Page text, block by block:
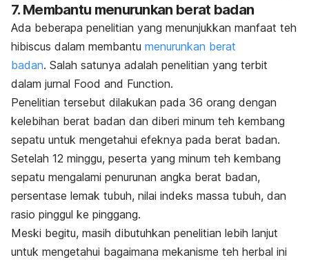
7. Membantu menurunkan berat badan
Ada beberapa penelitian yang menunjukkan manfaat teh
hibiscus dalam membantu menurunkan berat
badan. Salah satunya adalah penelitian yang terbit
dalam jurnal Food and Function.
Penelitian tersebut dilakukan pada 36 orang dengan
kelebihan berat badan dan diberi minum teh kembang
sepatu untuk mengetahui efeknya pada berat badan.
Setelah 12 minggu, peserta yang minum teh kembang
sepatu mengalami penurunan angka berat badan,
persentase lemak tubuh, nilai indeks massa tubuh, dan
rasio pinggul ke pinggang.
Meski begitu, masih dibutuhkan penelitian lebih lanjut
untuk mengetahui bagaimana mekanisme teh herbal ini